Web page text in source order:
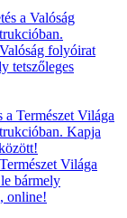
a Valóság
folyóirat
tetszőleges
a Természet Világa
Kapja
Világa
bármely
online!